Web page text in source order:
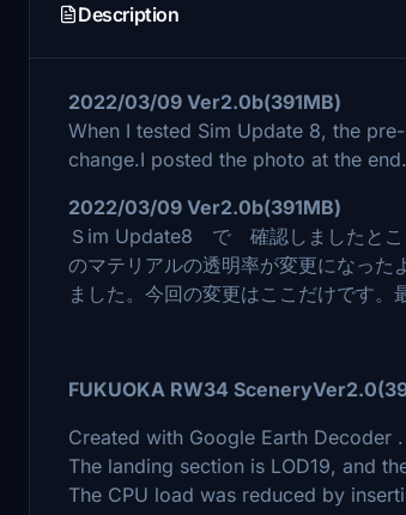
Description
2022/03/09 Ver2.0b(391MB)
When I tested Sim Update 8, the
change.I posted the photo at the end.
2022/03/09 Ver2.0b(391MB)
Ｓim Update8 で 確認しましたと
のマテリアルの透明率が変更になっ
ました。今回の変更はここだけです。
FUKUOKA RW34
Created with Google Earth Decoder .
The landing section is LOD19, and
The CPU load was reduced by